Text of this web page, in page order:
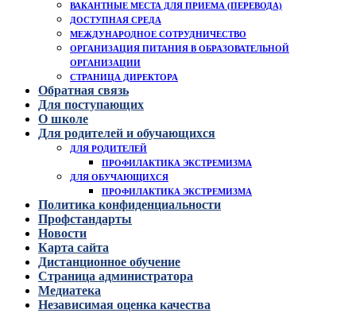
ВАКАНТНЫЕ МЕСТА ДЛЯ ПРИЕМА (ПЕРЕВОДА)
ДОСТУПНАЯ СРЕДА
МЕЖДУНАРОДНОЕ СОТРУДНИЧЕСТВО
ОРГАНИЗАЦИЯ ПИТАНИЯ В ОБРАЗОВАТЕЛЬНОЙ
ОРГАНИЗАЦИИ
СТРАНИЦА ДИРЕКТОРА
Обратная связь
Для поступающих
О школе
Для родителей и обучающихся
ДЛЯ РОДИТЕЛЕЙ
ПРОФИЛАКТИКА ЭКСТРЕМИЗМА
ДЛЯ ОБУЧАЮЩИХСЯ
ПРОФИЛАКТИКА ЭКСТРЕМИЗМА
Политика конфиденциальности
Профстандарты
Новости
Карта сайта
Дистанционное обучение
Страница администратора
Медиатека
Независимая оценка качества